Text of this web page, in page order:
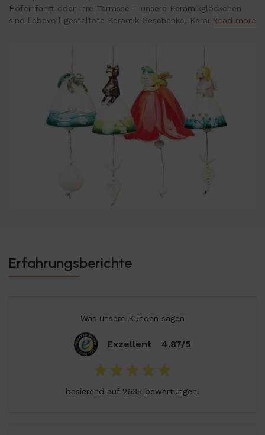
Hofeinfahrt oder Ihre Terrasse – unsere Keramikglöckchen
sind liebevoll gestaltete Keramik Geschenke, Keramikfiguren
Jede Keramikglocke ist in Handarbeit gefertigt und komplett
handbemalt. Dadurch können Größe, Form und Farbgebung
leicht von den Abbildungen abweichen – jedes Glöckchen ist
ein echtes Unikat. Besonders beliebte Geschenke zur Taufe,
zur Geburt eines Babys oder als Aufmerksamkeit zur
Kommunion und Firmung ist unsere Schutzengel-Glocke in
Wenn Sie Keramikfiguren, traditionelle Handwerkskunst und
Keramik-Christbaumschmuck aber nicht verstauen, sondern
können die Glöckchen einfach auf Ihrem Balkon oder in der
Read more
Erfahrungsberichte
Was unsere Kunden sagen
Exzellent 4.87/5
basierend auf 2635 bewertungen.